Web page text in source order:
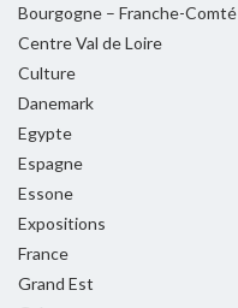
Bourgogne – Franche-Comté
Centre Val de Loire
Culture
Danemark
Egypte
Espagne
Essone
Expositions
France
Grand Est